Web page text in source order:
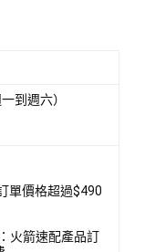
到週六）
單價格超過$490
火箭速配產品訂